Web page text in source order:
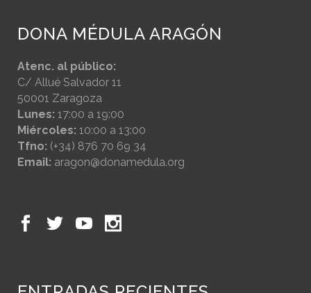
DONA MÉDULA ARAGÓN
Atenc. al público:
C/ Allué Salvador 11
50001 Zaragoza
Lunes: 17:00 a 19:00
Miércoles: 10:00 a 13:00
Tfno: (+34) 876 70 69 34
Email: aragon@donamedula.org